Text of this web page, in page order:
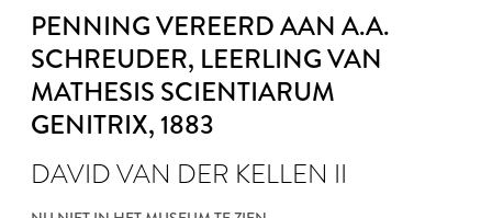
PENNING VEREERD AAN A.A.
SCHREUDER, LEERLING VAN
MATHESIS SCIENTIARUM
GENITRIX, 1883
DAVID VAN DER KELLEN II